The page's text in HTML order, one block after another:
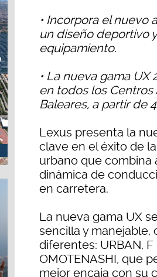
• Incorpora el nuevo
un diseño deportivo
equipamiento.
• La nueva gama UX
en todos los Centros
Baleares, a partir de
Lexus presenta la
clave en el éxito de
urbano que combina
dinámica de
en carretera.
La nueva gama UX
sencilla y manejable,
diferentes: URBAN, F
OMOTENASHI, que
mejor encaja con su